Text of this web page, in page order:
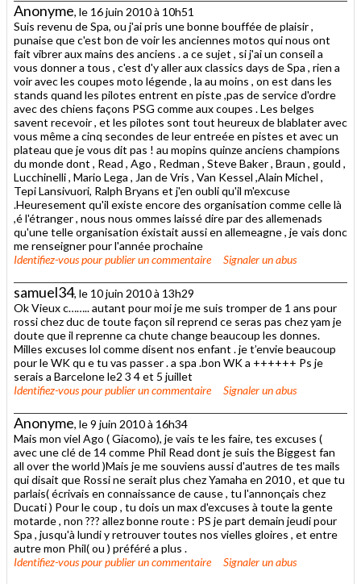
Anonyme, le 16 juin 2010 à 10h51
Suis revenu de Spa, ou j'ai pris une bonne bouffée de plaisir ,
punaise que c'est bon de voir les anciennes motos qui nous ont
fait vibrer aux mains des anciens . a ce sujet , si j'ai un conseil a
vous donner a tous , c'est d'y aller aux classics days de Spa , rien a
voir avec les coupes moto légende , la au moins , on est dans les
stands quand les pilotes entrent en piste ,pas de service d'ordre
avec des chiens façons PSG comme aux coupes . Les belges
savent recevoir , et les pilotes sont tout heureux de blablater avec
vous même a cinq secondes de leur entreée en pistes et avec un
plateau que je vous dit pas ! au mopins quinze anciens champions
du monde dont , Read , Ago , Redman , Steve Baker , Braun , gould ,
Lucchinelli , Mario Lega , Jan de Vris , Van Kessel ,Alain Michel ,
Tepi Lansivuori, Ralph Bryans et j'en oubli qu'il m'excuse
.Heuresement qu'il existe encore des organisation comme celle là
,é l'étranger , nous nous ommes laissé dire par des allemenads
qu'une telle organisation éxistait aussi en allemeagne , je vais donc
me renseigner pour l'année prochaine
Identifiez-vouspour publier un commentaire Signaler un abus
samuel34, le 10 juin 2010 à 13h29
Ok Vieux c…….. autant pour moi je me suis tromper de 1 ans pour
rossi chez duc de toute façon sil reprend ce seras pas chez yam je
doute que il reprenne ca chute change beaucoup les donnes.
Milles excuses lol comme disent nos enfant . je t’envie beaucoup
pour le WK qu e tu vas passer . a spa .bon WK a ++++++ Ps je
serais a Barcelone le2 3 4 et 5 juillet
Identifiez-vouspour publier un commentaire Signaler un abus
Anonyme, le 9 juin 2010 à 16h34
Mais mon viel Ago ( Giacomo), je vais te les faire, tes excuses (
avec une clé de 14 comme Phil Read dont je suis the Biggest fan
all over the world )Mais je me souviens aussi d'autres de tes mails
qui disait que Rossi ne serait plus chez Yamaha en 2010 , et que tu
parlais( écrivais en connaissance de cause , tu l'annonçais chez
Ducati ) Pour le coup , tu dois un max d'excuses à toute la gente
motarde , non ??? allez bonne route : PS je part demain jeudi pour
Spa , jusqu'à lundi y retrouver toutes nos vielles gloires , et entre
autre mon Phil( ou ) préféré a plus .
Identifiez-vouspour publier un commentaire Signaler un abus